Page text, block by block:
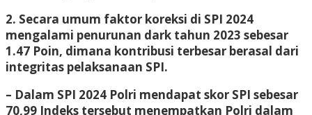
2. Secara umum faktor koreksi di SPI 2024
mengalami penurunan dark tahun 2023 sebesar
1.47 Poin, dimana kontribusi terbesar berasal dari
integritas pelaksanaan SPI.
– Dalam SPI 2024 Polri mendapat skor SPI sebesar
70,99 Indeks tersebut menempatkan Polri dalam